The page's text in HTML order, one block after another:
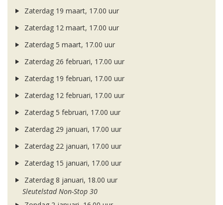
Zaterdag 19 maart, 17.00 uur
Zaterdag 12 maart, 17.00 uur
Zaterdag 5 maart, 17.00 uur
Zaterdag 26 februari, 17.00 uur
Zaterdag 19 februari, 17.00 uur
Zaterdag 12 februari, 17.00 uur
Zaterdag 5 februari, 17.00 uur
Zaterdag 29 januari, 17.00 uur
Zaterdag 22 januari, 17.00 uur
Zaterdag 15 januari, 17.00 uur
Zaterdag 8 januari, 18.00 uur
Sleutelstad Non-Stop 30